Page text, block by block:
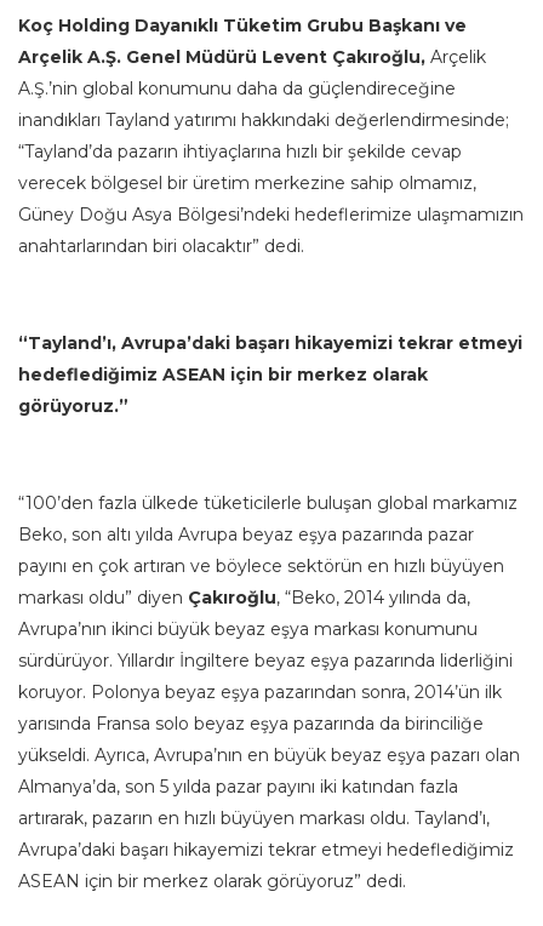
Koç Holding Dayanıklı Tüketim Grubu Başkanı ve
Arçelik A.Ş. Genel Müdürü Levent Çakıroğlu, Arçelik
A.Ş.’nin global konumunu daha da güçlendireceğine
inandıkları Tayland yatırımı hakkındaki değerlendirmesinde;
“Tayland’da pazarın ihtiyaçlarına hızlı bir şekilde cevap
verecek bölgesel bir üretim merkezine sahip olmamız,
Güney Doğu Asya Bölgesi’ndeki hedeflerimize ulaşmamızın
anahtarlarından biri olacaktır” dedi.
“Tayland’ı, Avrupa’daki başarı hikayemizi tekrar etmeyi
hedeflediğimiz ASEAN için bir merkez olarak
görüyoruz.”
“100’den fazla ülkede tüketicilerle buluşan global markamız
Beko, son altı yılda Avrupa beyaz eşya pazarında pazar
payını en çok artıran ve böylece sektörün en hızlı büyüyen
markası oldu” diyen Çakıroğlu, “Beko, 2014 yılında da,
Avrupa’nın ikinci büyük beyaz eşya markası konumunu
sürdürüyor. Yıllardır İngiltere beyaz eşya pazarında liderliğini
koruyor. Polonya beyaz eşya pazarından sonra, 2014’ün ilk
yarısında Fransa solo beyaz eşya pazarında da birinciliğe
yükseldi. Ayrıca, Avrupa’nın en büyük beyaz eşya pazarı olan
Almanya’da, son 5 yılda pazar payını iki katından fazla
artırarak, pazarın en hızlı büyüyen markası oldu. Tayland’ı,
Avrupa’daki başarı hikayemizi tekrar etmeyi hedeflediğimiz
ASEAN için bir merkez olarak görüyoruz” dedi.